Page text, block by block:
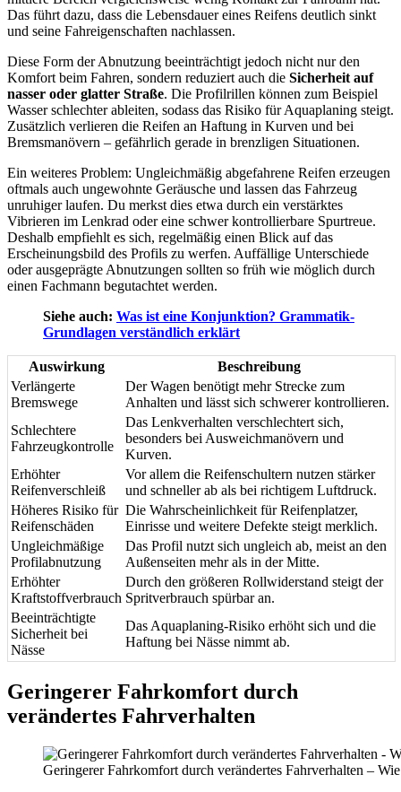
Das führt dazu, dass die Lebensdauer eines Reifens deutlich sinkt
und seine Fahreigenschaften nachlassen.
Diese Form der Abnutzung beeinträchtigt jedoch nicht nur den
Komfort beim Fahren, sondern reduziert auch die Sicherheit auf
nasser oder glatter Straße. Die Profilrillen können zum Beispiel
Wasser schlechter ableiten, sodass das Risiko für Aquaplaning steigt.
Zusätzlich verlieren die Reifen an Haftung in Kurven und bei
Bremsmanövern – gefährlich gerade in brenzligen Situationen.
Ein weiteres Problem: Ungleichmäßig abgefahrene Reifen erzeugen
oftmals auch ungewohnte Geräusche und lassen das Fahrzeug
unruhiger laufen. Du merkst dies etwa durch ein verstärktes
Vibrieren im Lenkrad oder eine schwer kontrollierbare Spurtreue.
Deshalb empfiehlt es sich, regelmäßig einen Blick auf das
Erscheinungsbild des Profils zu werfen. Auffällige Unterschiede
oder ausgeprägte Abnutzungen sollten so früh wie möglich durch
einen Fachmann begutachtet werden.
Siehe auch: Was ist eine Konjunktion? Grammatik-
Grundlagen verständlich erklärt
Auswirkung
Beschreibung
Verlängerte
Bremswege
Der Wagen benötigt mehr Strecke zum
Anhalten und lässt sich schwerer kontrollieren.
Schlechtere
Fahrzeugkontrolle
Das Lenkverhalten verschlechtert sich,
besonders bei Ausweichmanövern und
Kurven.
Erhöhter
Reifenverschleiß
Vor allem die Reifenschultern nutzen stärker
und schneller ab als bei richtigem Luftdruck.
Höheres Risiko für
Reifenschäden
Die Wahrscheinlichkeit für Reifenplatzer,
Einrisse und weitere Defekte steigt merklich.
Ungleichmäßige
Profilabnutzung
Das Profil nutzt sich ungleich ab, meist an den
Außenseiten mehr als in der Mitte.
Erhöhter
Kraftstoffverbrauch
Durch den größeren Rollwiderstand steigt der
Spritverbrauch spürbar an.
Beeinträchtigte
Sicherheit bei
Nässe
Das Aquaplaning-Risiko erhöht sich und die
Haftung bei Nässe nimmt ab.
Geringerer Fahrkomfort durch
verändertes Fahrverhalten
Geringerer Fahrkomfort durch verändertes Fahrverhalten –